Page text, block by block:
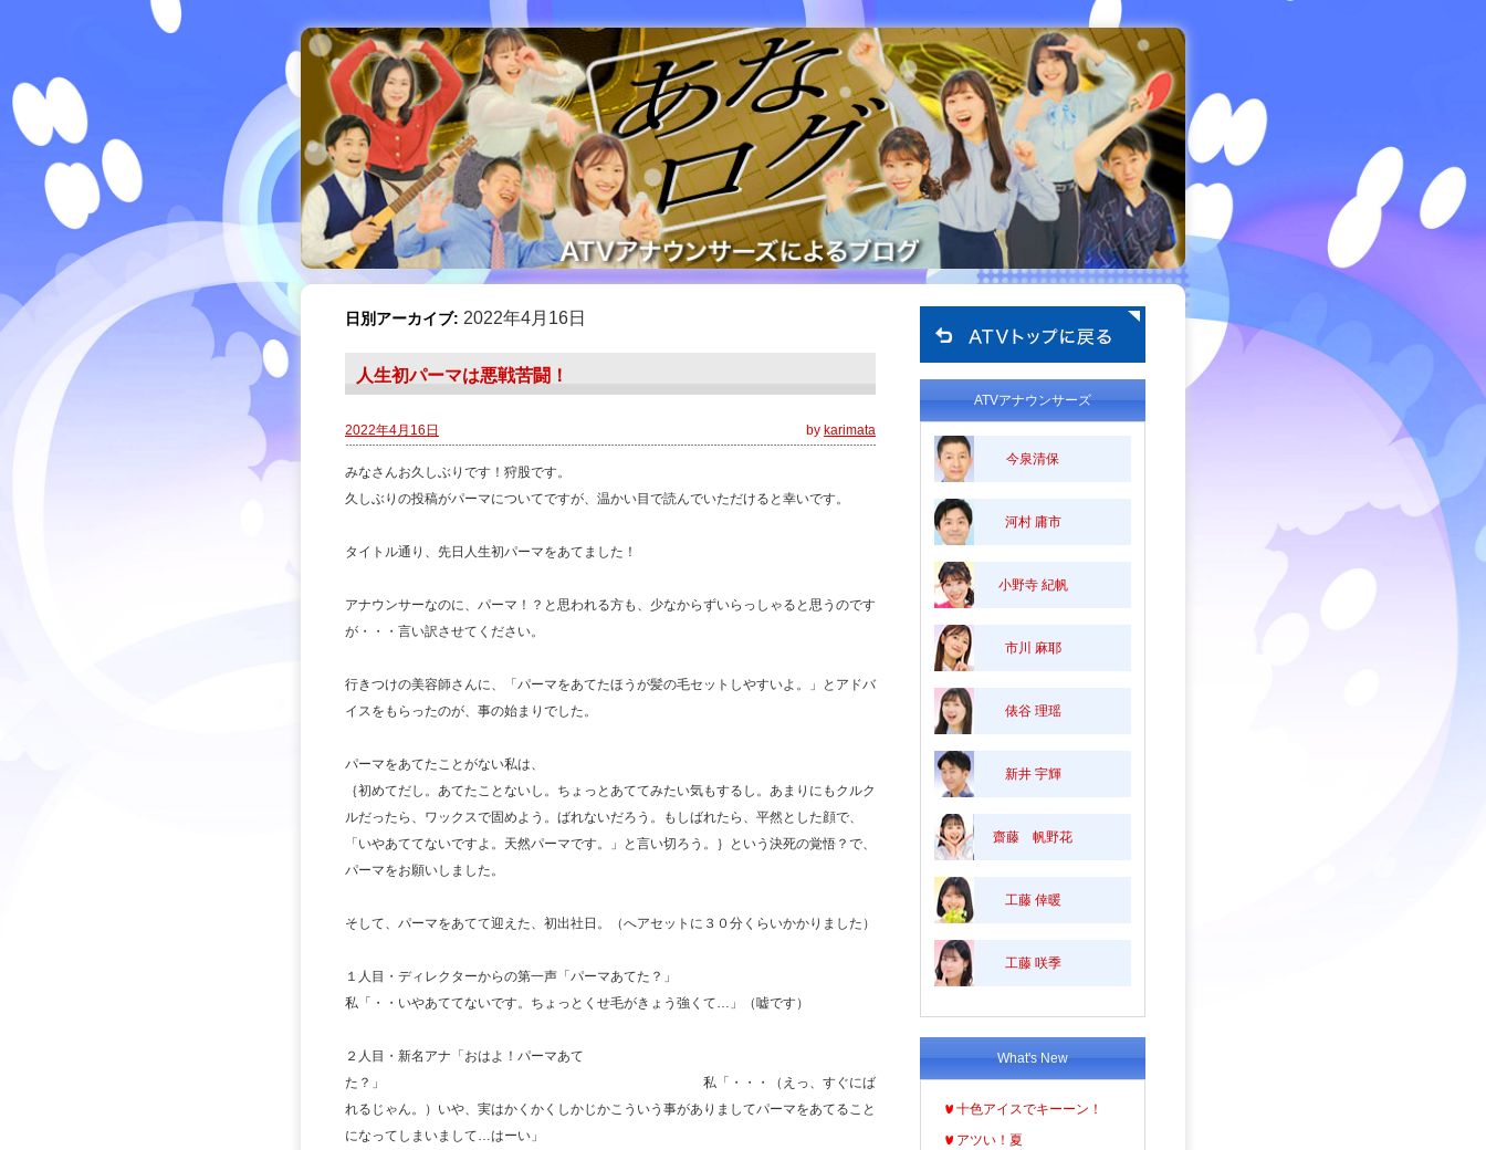
日別アーカイブ: 2022年4月16日
人生初パーマは悪戦苦闘！
2022年4月16日 by karimata
みなさんお久しぶりです！狩股です。
久しぶりの投稿がパーマについてですが、温かい目で読んでいただけると幸いです。
タイトル通り、先日人生初パーマをあてました！
アナウンサーなのに、パーマ！？と思われる方も、少なからずいらっしゃると思うのです
が・・・言い訳させてください。
行きつけの美容師さんに、「パーマをあてたほうが髪の毛セットしやすいよ。」とアドバ
イスをもらったのが、事の始まりでした。
パーマをあてたことがない私は、
｛初めてだし。あてたことないし。ちょっとあててみたい気もするし。あまりにもクルク
ルだったら、ワックスで固めよう。ばれないだろう。もしばれたら、平然とした顔で、
「いやあててないですよ。天然パーマです。」と言い切ろう。｝という決死の覚悟？で、
パーマをお願いしました。
そして、パーマをあてて迎えた、初出社日。（へアセットに３０分くらいかかりました）
１人目・ディレクターからの第一声「パーマあてた？」
私「・・いやあててないです。ちょっとくせ毛がきょう強くて…」（嘘です）
２人目・新名アナ「おはよ！パーマあて
た？」 私「・・・（えっ、すぐにば
れるじゃん。）いや、実はかくかくしかじかこういう事がありましてパーマをあてること
になってしまいまして…はーい」
ATVアナウンサーズ
今泉清保
河村 庸市
小野寺 紀帆
市川 麻耶
俵谷 理瑶
新井 宇輝
齋藤 帆野花
工藤 倖暖
工藤 咲季
What's New
十色アイスでキーーン！
アツい！夏